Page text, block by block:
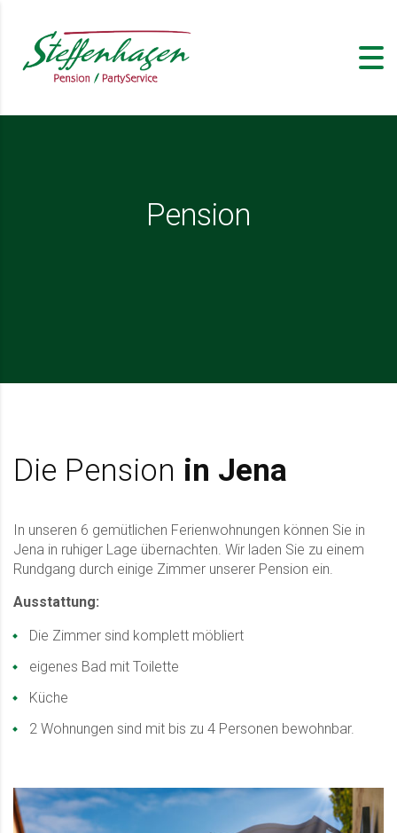
Pension
Die Pension in Jena
In unseren 6 gemütlichen Ferienwohnungen können Sie in
Jena in ruhiger Lage übernachten. Wir laden Sie zu einem
Rundgang durch einige Zimmer unserer Pension ein.
Ausstattung:
Die Zimmer sind komplett möbliert
eigenes Bad mit Toilette
Küche
2 Wohnungen sind mit bis zu 4 Personen bewohnbar.